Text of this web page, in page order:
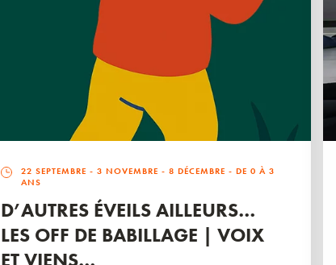
22 SEPTEMBRE -3 NOVEMBRE -8 DÉCEMBRE - DE 0 À 3
ANS
D’AUTRES ÉVEILS AILLEURS…
LES OFF DE BABILLAGE | VOIX
ET VIENS…